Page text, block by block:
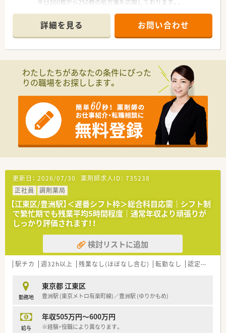
平日200枚から250枚の処方箋を応需しております。。
器を導入しております。
■繁忙期でも残業時間は月5時間程度です。
【勤務実態について】
■24時間営業のため夜勤帯は選任パートが担当しております。
■同法人としては江東区内に4店舗を運営しておりますが、グル
ープとしては全国に約100店舗を展開している薬局です。
■調剤薬局事業だけでなく医薬品販売や介護用品の販売ならび
にリースなど幅広い事業を展開し地域社会に貢献しています。
詳細を見る お問い合わせ
わたしたちがあなたの条件にぴった
りの職場をお探しします。
更新日： 2026/07/30 薬剤師求人ID： 735238
正社員
調剤薬局
【江東区/豊洲駅】＜遅番シフト枠＞総合科目応需｜シフト制
で繁忙期でも残業平均5時間程度｜通常年収より頑張りが
しっかり評価されます！！
検討リストに追加
駅チカ 週32h以上 残業なし(ほぼなし含む) 転勤なし 認定薬剤師取得支援あり
勤務地
東京都 江東区
豊洲駅 (東京メトロ有楽町線)／豊洲駅 (ゆりかもめ)
給与
年収505万円～600万円
※経験・役職により異なります。